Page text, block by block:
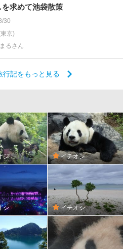
を求めて池袋散策
30
京)
るさん
行記をもっと見る
シ イチオシ
シ イチオシ